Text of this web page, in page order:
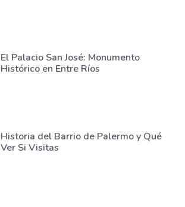
El Palacio San José: Monumento
Histórico en Entre Ríos
Historia del Barrio de Palermo y Qué
Ver Si Visitas